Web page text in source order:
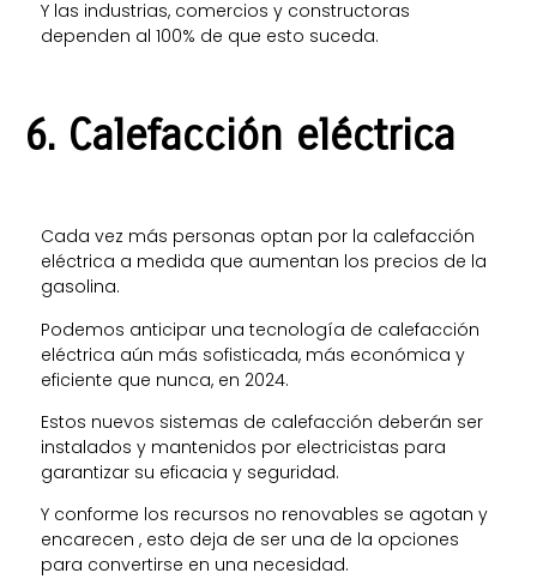
Y las industrias, comercios y constructoras
dependen al 100% de que esto suceda.
6. Calefacción eléctrica
Cada vez más personas optan por la calefacción
eléctrica a medida que aumentan los precios de la
gasolina.
Podemos anticipar una tecnología de calefacción
eléctrica aún más sofisticada, más económica y
eficiente que nunca, en 2024.
Estos nuevos sistemas de calefacción deberán ser
instalados y mantenidos por electricistas para
garantizar su eficacia y seguridad.
Y conforme los recursos no renovables se agotan y
encarecen , esto deja de ser una de la opciones
para convertirse en una necesidad.